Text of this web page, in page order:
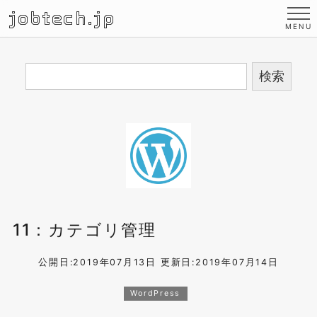
jobtech.jp
11：カテゴリ管理
公開日:2019年07月13日 更新日:2019年07月14日
WordPress